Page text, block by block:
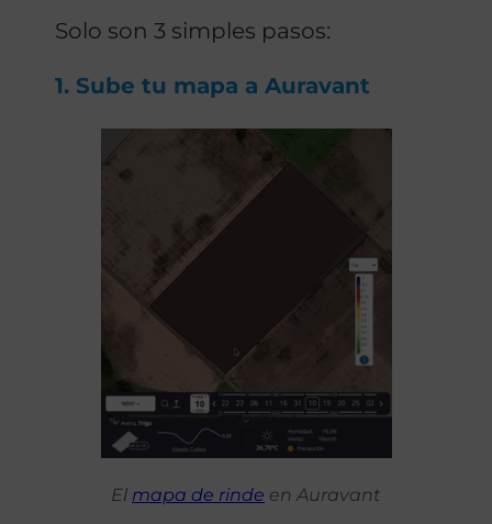
Solo son 3 simples pasos:
1. Sube tu mapa a Auravant
El mapa de rinde en Auravant